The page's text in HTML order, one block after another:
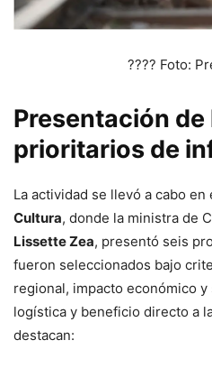
???? Foto:
Presentación
prioritarios de
La actividad se llevó a cabo en
Cultura, donde la ministra de
Lissette Zea, presentó seis
fueron seleccionados bajo
regional, impacto económico
logística y beneficio directo a
destacan: